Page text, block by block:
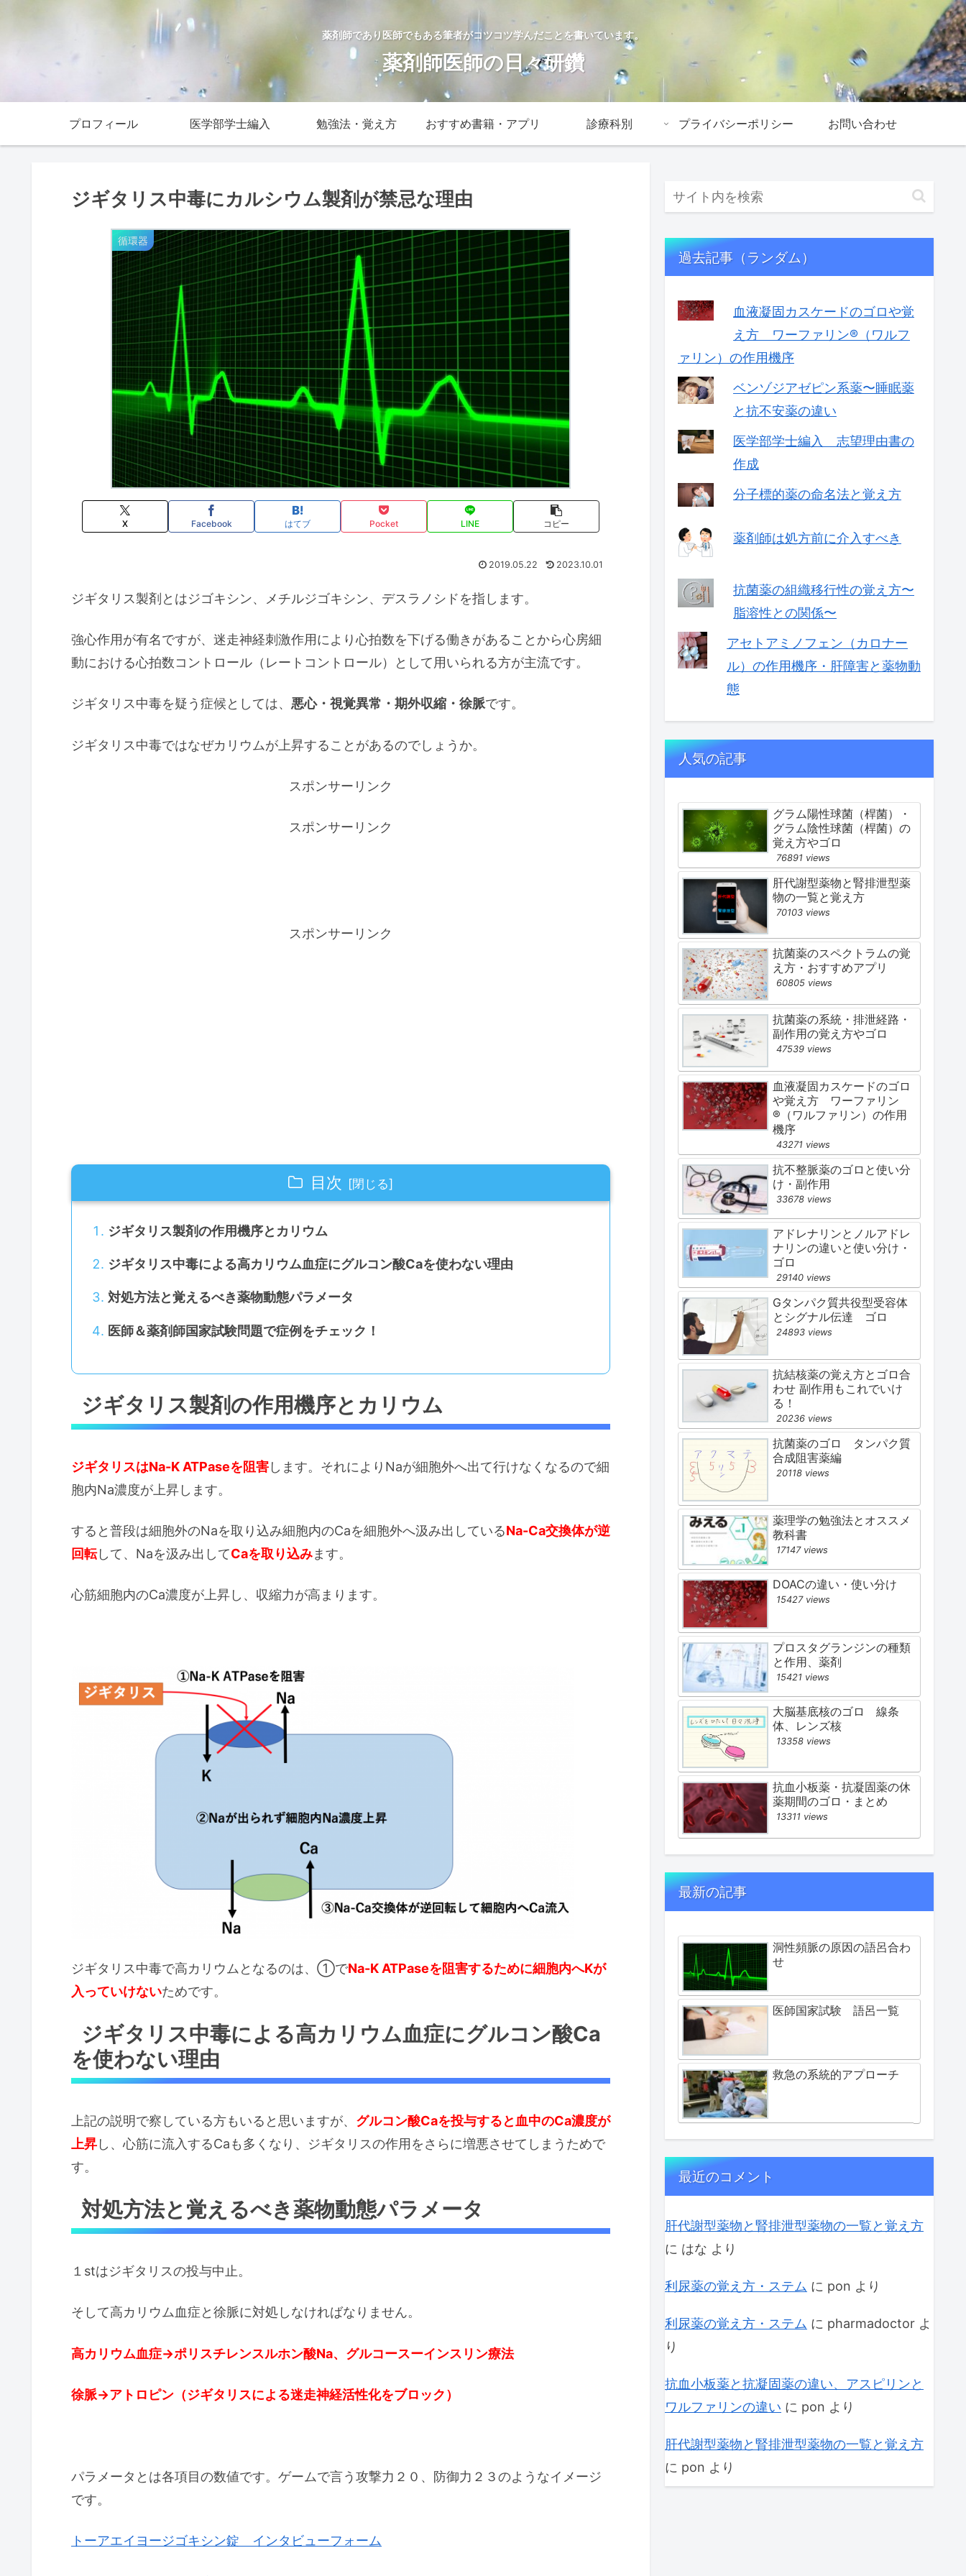
薬剤師であり医師でもある筆者がコツコツ学んだことを書いています。
薬剤師医師の日々研鑽
プロフィール 医学部学士編入 勉強法・覚え方 おすすめ書籍・アプリ 診療科別 プライバシーポリシー お問い合わせ
ジギタリス中毒にカルシウム製剤が禁忌な理由
循環器
X Facebook はてブ Pocket LINE コピー
2019.05.22 2023.10.01
ジギタリス製剤とはジゴキシン、メチルジゴキシン、デスラノシドを指します。
強心作用が有名ですが、迷走神経刺激作用により心拍数を下げる働きがあることから心房細
動における心拍数コントロール（レートコントロール）として用いられる方が主流です。
ジギタリス中毒を疑う症候としては、 悪心・視覚異常・期外収縮・徐脈です。
ジギタリス中毒ではなぜカリウムが上昇することがあるのでしょうか。
スポンサーリンク
スポンサーリンク
スポンサーリンク
目次
ジギタリス製剤の作用機序とカリウム
ジギタリス中毒による高カリウム血症にグルコン酸Caを使わない理由
対処方法と覚えるべき薬物動態パラメータ
医師＆薬剤師国家試験問題で症例をチェック！
ジギタリス製剤の作用機序とカリウム
ジギタリスはNa-K ATPaseを阻害します。それによりNaが細胞外へ出て行けなくなるので細
胞内Na濃度が上昇します。
すると普段は細胞外のNaを取り込み細胞内のCaを細胞外へ汲み出しているNa-Ca交換体が逆
回転して、Naを汲み出してCaを取り込みます。
心筋細胞内のCa濃度が上昇し、収縮力が高まります。
ジギタリス中毒で高カリウムとなるのは、①でNa-K ATPaseを阻害するために細胞内へKが
入っていけないためです。
ジギタリス中毒による高カリウム血症にグルコン酸Ca
を使わない理由
上記の説明で察している方もいると思いますが、 グルコン酸Caを投与すると血中のCa濃度が
上昇し、心筋に流入するCaも多くなり、ジギタリスの作用をさらに増悪させてしまうためで
す。
対処方法と覚えるべき薬物動態パラメータ
１stはジギタリスの投与中止。
そして高カリウム血症と徐脈に対処しなければなりません。
高カリウム血症→ポリスチレンスルホン酸Na、グルコースーインスリン療法
徐脈→アトロピン（ジギタリスによる迷走神経活性化をブロック）
パラメータとは各項目の数値です。ゲームで言う攻撃力２０、防御力２３のようなイメージ
です。
トーアエイヨージゴキシン錠 インタビューフォーム
過去記事（ランダム）
血液凝固カスケードのゴロや覚
え方 ワーファリン®（ワルフ
ァリン）の作用機序
ベンゾジアゼピン系薬〜睡眠薬
と抗不安薬の違い
医学部学士編入 志望理由書の
作成
分子標的薬の命名法と覚え方
薬剤師は処方前に介入すべき
抗菌薬の組織移行性の覚え方〜
脂溶性との関係〜
アセトアミノフェン（カロナー
ル）の作用機序・肝障害と薬物動
態
人気の記事
グラム陽性球菌（桿菌）・
グラム陰性球菌（桿菌）の
覚え方やゴロ
76891 views
肝代謝型薬物と腎排泄型薬
物の一覧と覚え方
70103 views
抗菌薬のスペクトラムの覚
え方・おすすめアプリ
60805 views
抗菌薬の系統・排泄経路・
副作用の覚え方やゴロ
47539 views
血液凝固カスケードのゴロ
や覚え方 ワーファリン
®（ワルファリン）の作用
機序
43271 views
抗不整脈薬のゴロと使い分
け・副作用
33678 views
アドレナリンとノルアドレ
ナリンの違いと使い分け・
ゴロ
29140 views
Gタンパク質共役型受容体
とシグナル伝達 ゴロ
24893 views
抗結核薬の覚え方とゴロ合
わせ 副作用もこれでいけ
る！
20236 views
抗菌薬のゴロ タンパク質
合成阻害薬編
20118 views
薬理学の勉強法とオススメ
教科書
17147 views
DOACの違い・使い分け
15427 views
プロスタグランジンの種類
と作用、薬剤
15421 views
大脳基底核のゴロ 線条
体、レンズ核
13358 views
抗血小板薬・抗凝固薬の休
薬期間のゴロ・まとめ
13311 views
最新の記事
洞性頻脈の原因の語呂合わ
せ
医師国家試験 語呂一覧
救急の系統的アプローチ
最近のコメント
肝代謝型薬物と腎排泄型薬物の一覧と覚え方
に はな より
利尿薬の覚え方・ステム に pon より
利尿薬の覚え方・ステム に pharmadoctor よ
り
抗血小板薬と抗凝固薬の違い、アスピリンと
ワルファリンの違い に pon より
肝代謝型薬物と腎排泄型薬物の一覧と覚え方
に pon より